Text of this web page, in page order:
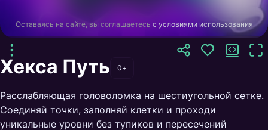
Оставаясь на сайте, вы соглашаетесь с условиями использования
Хекса Путь 0+
Расслабляющая головоломка на шестиугольной сетке.
Соединяй точки, заполняй клетки и проходи
уникальные уровни без тупиков и пересечений